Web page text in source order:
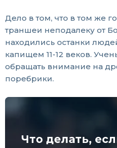
Дело в том, что в том же
траншеи неподалеку от
находились останки
капищем 11-12 веков.
обращать внимание на
поребрики.
Что делать,